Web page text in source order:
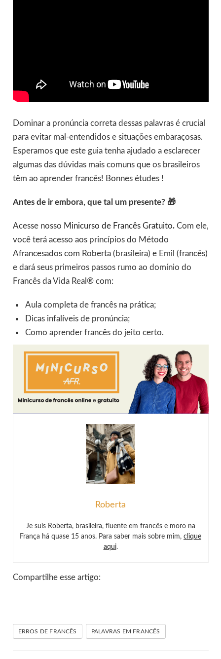
Dominar a pronúncia correta dessas palavras é crucial
para evitar mal-entendidos e situações embaraçosas.
Esperamos que este guia tenha ajudado a esclarecer
algumas das dúvidas mais comuns que os brasileiros
têm ao aprender francês! Bonnes études !
Antes de ir embora, que tal um presente? 🎁
Acesse nosso Minicurso de Francês Gratuito. Com ele,
você terá acesso aos princípios do Método
Afrancesados com Roberta (brasileira) e Emil (francês)
e dará seus primeiros passos rumo ao domínio do
Francês da Vida Real® com:
Aula completa de francês na prática;
Dicas infalíveis de pronúncia;
Como aprender francês do jeito certo.
Roberta
Je suis Roberta, brasileira, fluente em francês e moro na
França há quase 15 anos. Para saber mais sobre mim, clique
aqui.
Compartilhe esse artigo:
ERROS DE FRANCÊS PALAVRAS EM FRANCÊS